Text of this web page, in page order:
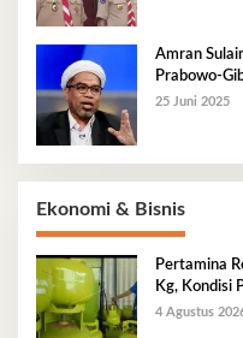
Amran
Prabowo-
25 Juni 2025
Ekonomi & Bisnis
Pertamina
Kg, Kondisi
Berlangsung
4 Agustus